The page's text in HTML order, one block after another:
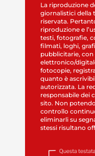
La riproduzione
giornalistici della
riservata.
riproduzione e
testi, fotografie,
filmati, loghi,
pubblicitarie, con
elettronico/
fotocopie,
quanto è
autorizzata. La
responsabile dei
sito. Non
controllo
eliminarli su
stessi risultano